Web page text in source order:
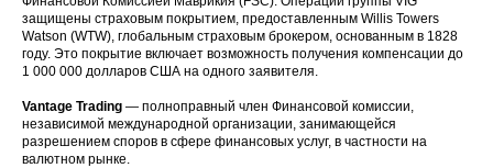
защищены страховым покрытием, предоставленным Willis Towers
Watson (WTW), глобальным страховым брокером, основанным в 1828
году. Это покрытие включает возможность получения компенсации до
1 000 000 долларов США на одного заявителя.
Vantage Trading — полноправный член Финансовой комиссии,
независимой международной организации, занимающейся
разрешением споров в сфере финансовых услуг, в частности на
валютном рынке.